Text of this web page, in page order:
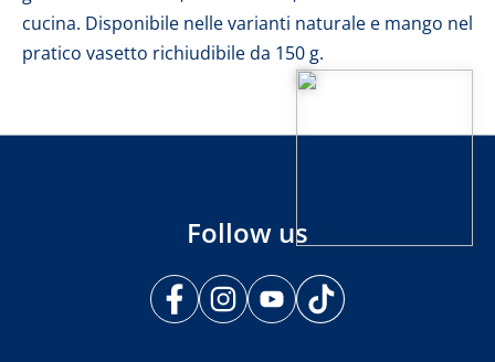
cucina. Disponibile nelle varianti naturale e mango nel
pratico vasetto richiudibile da 150 g.
Follow us